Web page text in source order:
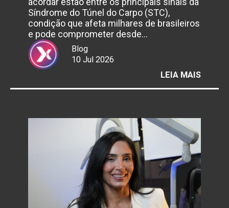
Síndrome do Túnel do Carpo (STC),
condição que afeta milhares de brasileiros
e pode comprometer desde…
Blog
10 Jul 2026
LEIA MAIS:
DO
E